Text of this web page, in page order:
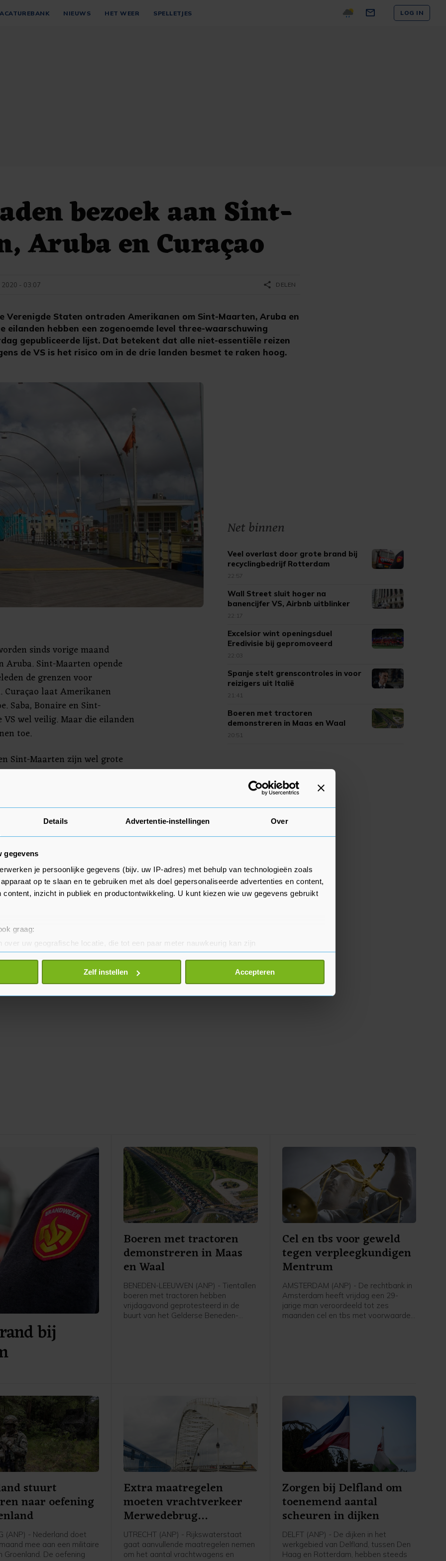
Details Advertentie-instellingen Over
gegevens
je persoonlijke gegevens (bijv. uw IP-adres) met behulp van technologieën zoals
op te slaan en te gebruiken met als doel gepersonaliseerde advertenties en content,
content, inzicht in publiek en productontwikkeling. U kunt kiezen wie uw gegevens gebruikt
graag:
over uw geografische locatie, die tot een paar meter nauwkeurig kan zijn
door het actief te scannen op specifieke eigenschappen (fingerprinting)
gegevens worden verwerkt en stel uw voorkeuren in het
detailgedeelte
of intrekken in de Cookieverklaring.
Zelf instellen Accepteren
NIEUWS HET WEER SPELLETJES LOG IN
bezoek aan Sint-
Aruba en Curaçao
Verenigde Staten ontraden Amerikanen om Sint-Maarten, Aruba en
eilanden hebben een zogenoemde level three-waarschuwing
gepubliceerde lijst. Dat betekent dat alle niet-essentiële reizen
de VS is het risico om in de drie landen besmet te raken hoog.
2020 - 03:07 share DELEN
sinds vorige maand
Aruba. Sint-Maarten opende
de grenzen voor
Curaçao laat Amerikanen
Saba, Bonaire en Sint-
wel veilig. Maar die eilanden
toe.
Sint-Maarten zijn wel grote
donderdag 146 actieve
80. Curaçao
niet om lokale
uit het buitenland die
bij
Boeren met tractoren
demonstreren in Maas
en Waal
BENEDEN-LEEUWEN (ANP) - Tientallen
boeren met tractoren hebben
vrijdagavond geprotesteerd in de
buurt van het Gelderse Beneden-
Cel en tbs voor geweld
tegen verpleegkundigen
Mentrum
AMSTERDAM (ANP) - De rechtbank in
Amsterdam heeft vrijdag een 29-
jarige man veroordeeld tot zes
maanden cel en tbs met voorwaarden
stuurt
naar oefening
(ANP) - Nederland doet
mee aan een militaire
Groenland. De oefening
Extra maatregelen
moeten vrachtverkeer
Merwedebrug
terugdringen
UTRECHT (ANP) - Rijkswaterstaat
gaat aanvullende maatregelen nemen
om het aantal vrachtwagens en
Zorgen bij Delfland om
toenemend aantal
scheuren in dijken
DELFT (ANP) - De dijken in het
werkgebied van Delfland, tussen Den
Haag en Rotterdam, hebben steeds
Net binnen
Veel overlast door grote brand bij
recyclingbedrijf Rotterdam
22:57
Wall Street sluit hoger na
banencijfer VS, Airbnb uitblinker
22:17
Excelsior wint openingsduel
Eredivisie bij gepromoveerd
Cambuur
22:03
Spanje stelt grenscontroles in voor
reizigers uit Italië
21:41
Boeren met tractoren
demonstreren in Maas en Waal
20:51